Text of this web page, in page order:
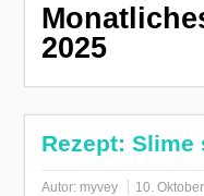
2025
Rezept: Slime
Autor: myvey 10.